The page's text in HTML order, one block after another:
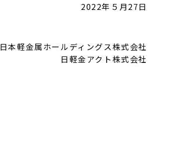
2022年５月27日
日本軽金属ホールディングス株式会社
日軽金アクト株式会社